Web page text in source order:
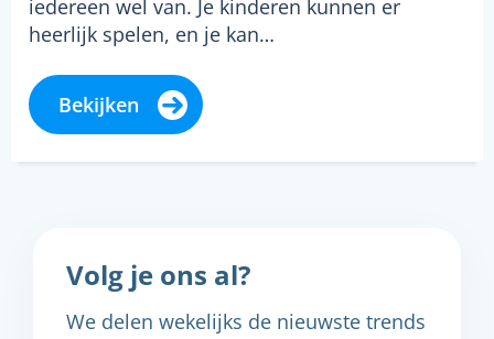
iedereen wel van. Je kinderen kunnen er
heerlijk spelen, en je kan…
Bekijken
Volg je ons al?
We delen wekelijks de nieuwste trends